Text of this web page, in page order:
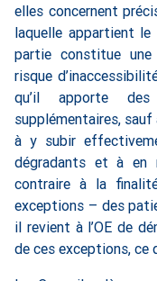
elles concernent
laquelle appartient
partie constitue
risque
qu’il apporte
supplémentaires, sauf
à y subir
dégradants et à en
contraire à la
exceptions – des
il revient à l’OE de
de ces exceptions, ce